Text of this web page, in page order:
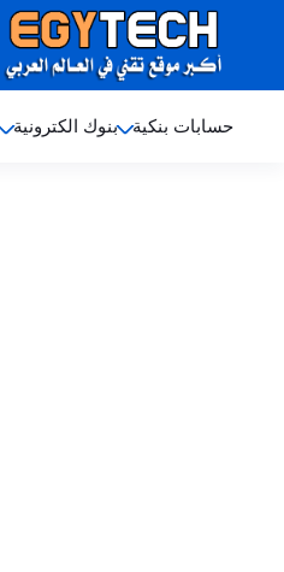
حسابات بنكية بنوك الكترونية